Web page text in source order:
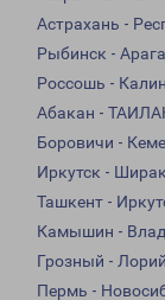
Астрахань -
Рыбинск -
Россошь -
Абакан -
Боровичи -
Иркутск -
Ташкент -
Камышин -
Грозный -
Пермь -